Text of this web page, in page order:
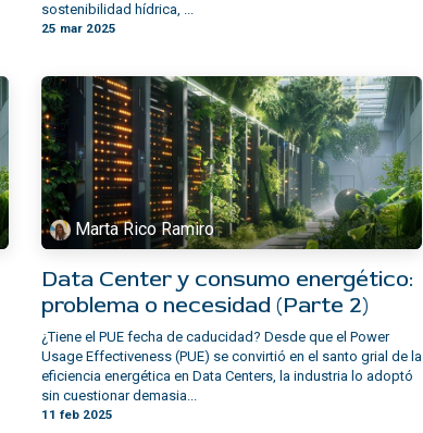
sostenibilidad hídrica, ...
25 mar 2025
Marta Rico Ramiro
Data Center y consumo energético:
problema o necesidad (Parte 2)
¿Tiene el PUE fecha de caducidad? Desde que el Power
Usage Effectiveness (PUE) se convirtió en el santo grial de la
eficiencia energética en Data Centers, la industria lo adoptó
sin cuestionar demasia...
11 feb 2025